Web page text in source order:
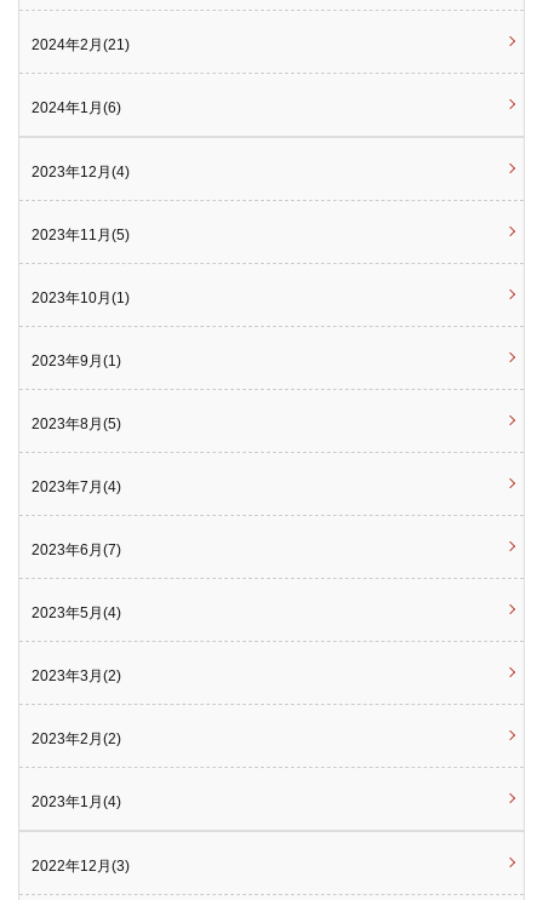
2024年2月(21)
2024年1月(6)
2023年12月(4)
2023年11月(5)
2023年10月(1)
2023年9月(1)
2023年8月(5)
2023年7月(4)
2023年6月(7)
2023年5月(4)
2023年3月(2)
2023年2月(2)
2023年1月(4)
2022年12月(3)